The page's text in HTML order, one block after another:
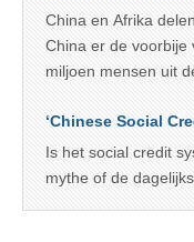
China en Afrika
China er de voorbije
miljoen mensen uit
‘Chinese Social
Is het social credit
mythe of de